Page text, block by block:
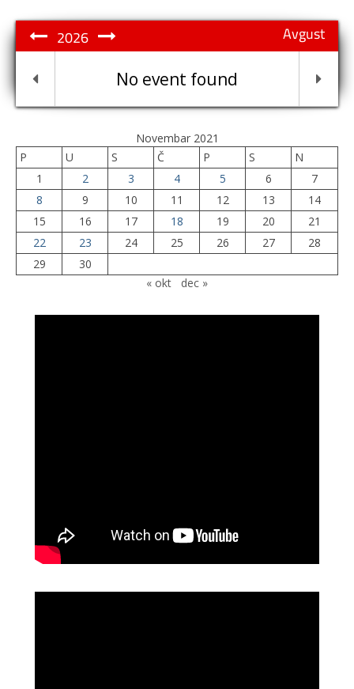
Avgust
2026
No event found
Novembar 2021
P
U S Č P S
N
1
2 3 4 5 6
7
8
9 10 11 12 13
14
15
16 17 18 19 20
21
22
23 24 25 26 27
28
29
30
« okt
dec »